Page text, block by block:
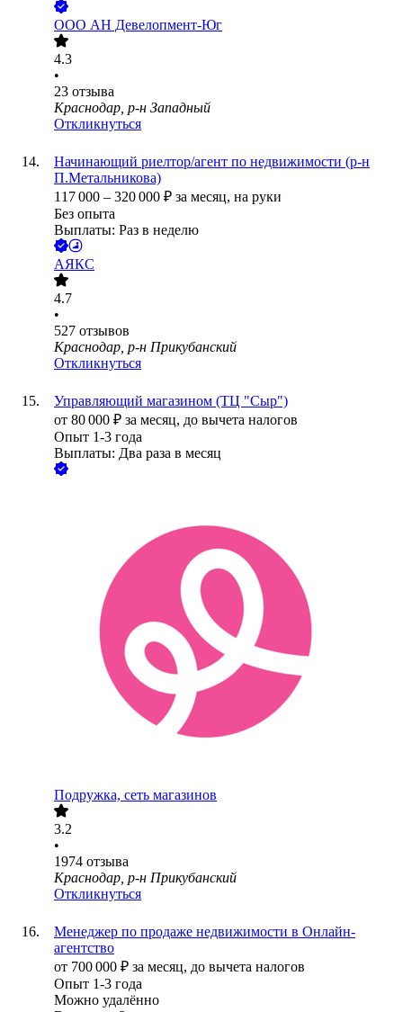
ООО АН Девелопмент-Юг
4.3
•
23 отзыва
Краснодар, р-н Западный
Откликнуться
Начинающий риелтор/агент по недвижимости (р-н
П.Метальникова)
117 000 – 320 000 ₽ за месяц, на руки
Без опыта
Выплаты: Раз в неделю
АЯКС
4.7
•
527 отзывов
Краснодар, р-н Прикубанский
Откликнуться
Управляющий магазином (ТЦ "Сыр")
от 80 000 ₽ за месяц, до вычета налогов
Опыт 1-3 года
Выплаты: Два раза в месяц
Подружка, сеть магазинов
3.2
•
1974 отзыва
Краснодар, р-н Прикубанский
Откликнуться
Менеджер по продаже недвижимости в Онлайн-
агентство
от 700 000 ₽ за месяц, до вычета налогов
Опыт 1-3 года
Можно удалённо